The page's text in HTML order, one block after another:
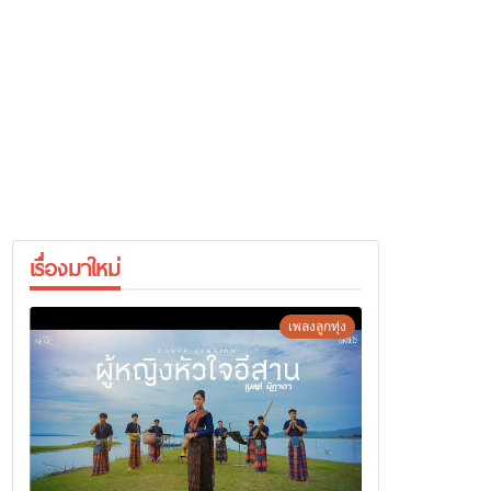
เรื่องมาใหม่
เพลงลูกทุ่ง